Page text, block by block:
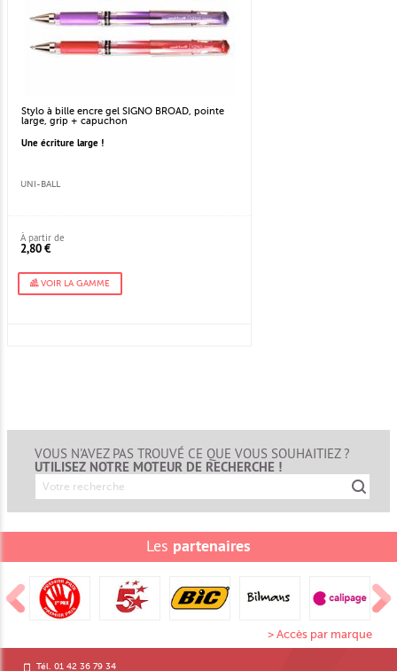
Stylo à bille encre gel SIGNO BROAD, pointe
large, grip + capuchon
Une écriture large !
UNI-BALL
À partir de
2,80 €
VOIR LA GAMME
VOUS N'AVEZ PAS TROUVÉ CE QUE VOUS SOUHAITIEZ ?
UTILISEZ NOTRE MOTEUR DE RECHERCHE !
Les partenaires
> Accès par marque
Tél. 01 42 36 79 34